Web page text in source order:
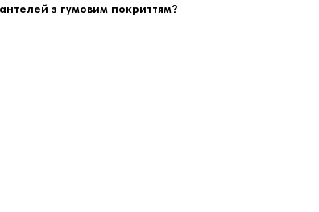
з гумовим покриттям?